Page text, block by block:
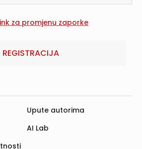
REGISTRACIJA
Upute autorima
AI Lab